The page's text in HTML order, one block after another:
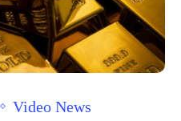
Video News